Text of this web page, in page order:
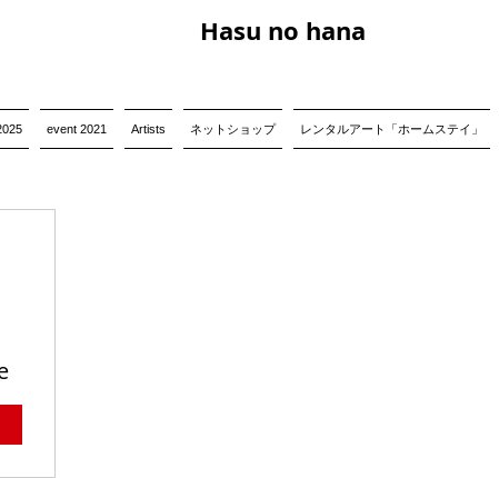
Hasu no hana
event 2021 Artists ネットショップ レンタルアート「ホームステイ」